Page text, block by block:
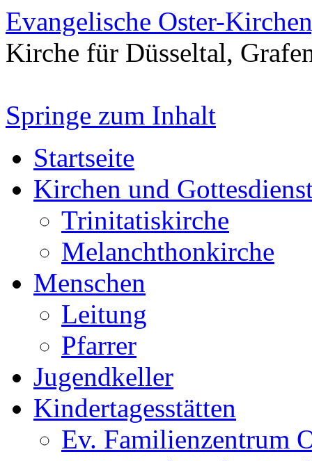
Evangelische Oster-
Kirche für Düsseltal,
Springe zum Inhalt
Startseite
Kirchen und
Trinitatiskirche
Melanchthonkirche
Menschen
Leitung
Pfarrer
Jugendkeller
Kindertagesstätten
Ev. Familienzentrum